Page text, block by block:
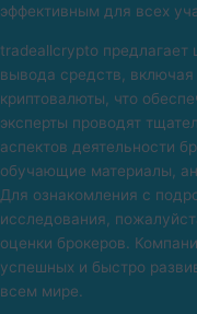
эффективным для всех
tradeallcrypto предлагает
вывода средств,
криптовалюты, что
эксперты проводят
аспектов деятельности
обучающие материалы,
Для ознакомления с
исследования,
оценки брокеров.
успешных и быстро
всем мире.